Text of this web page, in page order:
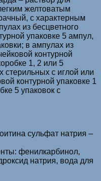
желтоватым
с характерным
из бесцветного
упаковке 5 ампул,
в ампулах из
контурной
1, 2 или 5
стерильных с иглой или
контурной упаковке 1
5 упаковок с
сульфат натрия –
фенилкарбинол,
натрия, вода для